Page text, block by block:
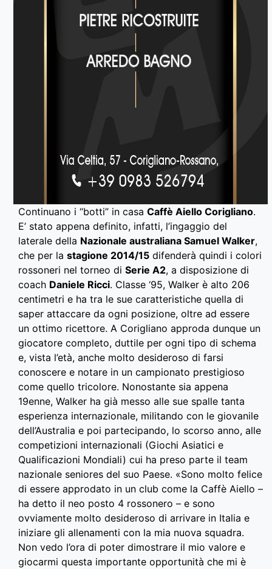
Continuano i “botti” in casa Caffè Aiello Corigliano.
E’ stato appena definito, infatti, l’ingaggio del
laterale della Nazionale australiana Samuel Walker,
che per la stagione 2014/15 difenderà quindi i colori
rossoneri nel torneo di Serie A2, a disposizione di
coach Daniele Ricci. Classe ‘95, Walker è alto 206
centimetri e ha tra le sue caratteristiche quella di
saper attaccare da ogni posizione, oltre ad essere
un ottimo ricettore. A Corigliano approda dunque un
giocatore completo, duttile per ogni tipo di schema
e, vista l’età, anche molto desideroso di farsi
conoscere e notare in un campionato prestigioso
come quello tricolore. Nonostante sia appena
19enne, Walker ha già messo alle sue spalle tanta
esperienza internazionale, militando con le giovanile
dell’Australia e poi partecipando, lo scorso anno, alle
competizioni internazionali (Giochi Asiatici e
Qualificazioni Mondiali) cui ha preso parte il team
nazionale seniores del suo Paese. «Sono molto felice
di essere approdato in un club come la Caffè Aiello –
ha detto il neo posto 4 rossonero – e sono
ovviamente molto desideroso di arrivare in Italia e
iniziare gli allenamenti con la mia nuova squadra.
Non vedo l’ora di poter dimostrare il mio valore e
giocarmi questa importante opportunità che mi è